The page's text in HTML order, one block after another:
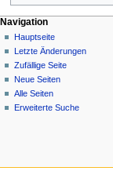
Navigation
Hauptseite
Letzte Änderungen
Zufällige Seite
Neue Seiten
Alle Seiten
Erweiterte Suche